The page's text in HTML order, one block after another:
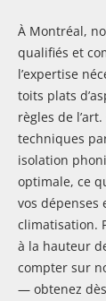
À Montréal,
qualifiés et
l’expertise
toits plats
règles de
techniques
isolation
optimale, ce
vos dépenses
climatisation.
à la hauteur
compter sur
— obtenez